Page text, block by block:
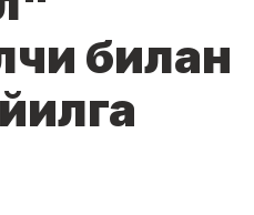
билан